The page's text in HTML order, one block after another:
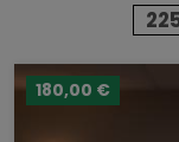
180,00 €